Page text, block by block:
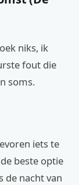
niks, ik
fout die
soms.
iets te
beste optie
de nacht van